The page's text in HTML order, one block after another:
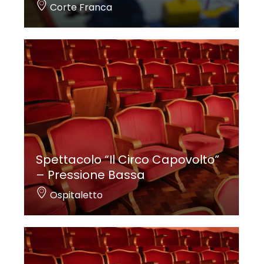
Corte Franca
Spettacolo “Il Circo Capovolto”
– Pressione Bassa
Ospitaletto